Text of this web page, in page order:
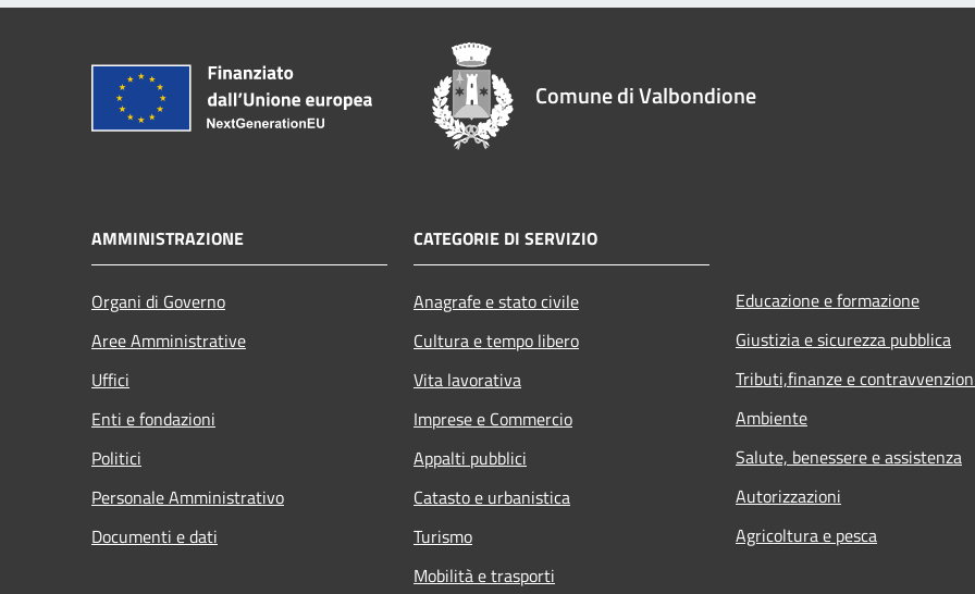
Comune di Valbondione
AMMINISTRAZIONE
Organi di Governo
Aree Amministrative
Uffici
Enti e fondazioni
Politici
Personale Amministrativo
Documenti e dati
CATEGORIE DI SERVIZIO
Anagrafe e stato civile
Cultura e tempo libero
Vita lavorativa
Imprese e Commercio
Appalti pubblici
Catasto e urbanistica
Turismo
Mobilità e trasporti
Educazione e formazione
Giustizia e sicurezza pubblica
Tributi,finanze e
Ambiente
Salute, benessere e assistenza
Autorizzazioni
Agricoltura e pesca